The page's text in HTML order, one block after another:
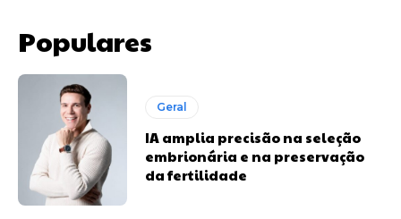
Populares
Geral
IA amplia precisão na seleção
embrionária e na preservação
da fertilidade